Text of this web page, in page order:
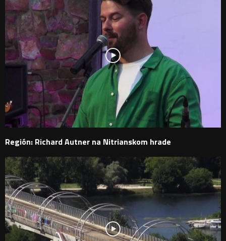
Región: Richard Autner na Nitrianskom hrade